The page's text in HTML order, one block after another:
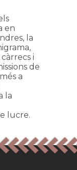
en
la
i
de
a
la
lucre.